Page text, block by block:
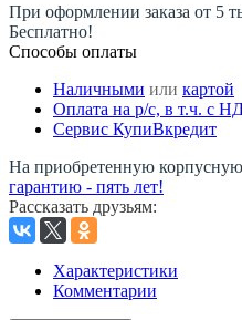
При оформлении заказа от 5
Бесплатно!
Способы оплаты
Наличными или картой
Оплата на р/c, в т.ч. с
Сервис КупиВкредит
На приобретенную
гарантию - пять лет!
Рассказать друзьям:
Характеристики
Комментарии